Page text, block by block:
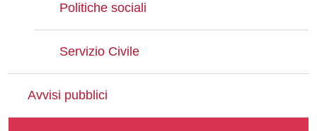
Politiche sociali
Servizio Civile
Avvisi pubblici